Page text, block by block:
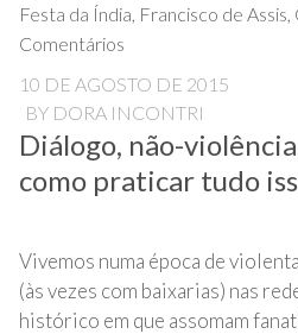
Festa da Índia, Francisco de Assis,
Comentários
10 DE AGOSTO DE 2015
BY DORA INCONTRI
Diálogo, não-
como praticar tudo
Vivemos numa época de
(às vezes com baixarias) nas
histórico em que assomam